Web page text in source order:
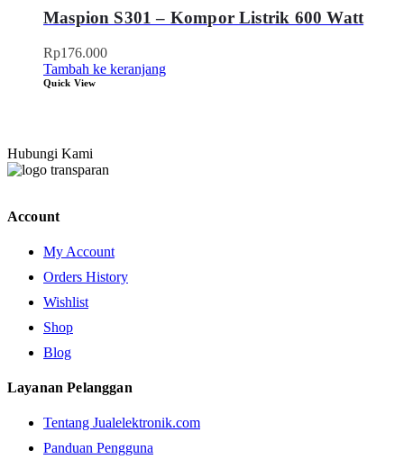
Maspion S301 – Kompor Listrik 600 Watt
Rp176.000
Tambah ke keranjang
Quick View
Hubungi Kami
Account
My Account
Orders History
Wishlist
Shop
Blog
Layanan Pelanggan
Tentang Jualelektronik.com
Panduan Pengguna